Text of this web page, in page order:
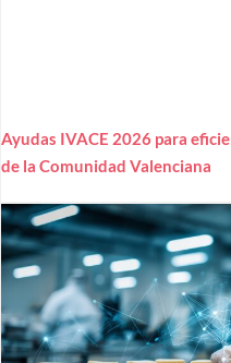
Ayudas IVACE 2026 para
de la Comunidad Valenciana